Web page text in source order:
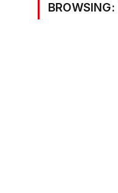
BROWSING: